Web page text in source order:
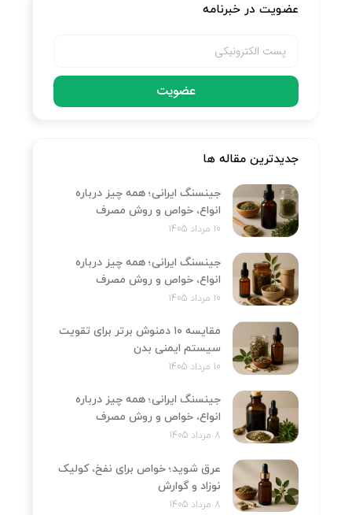
عضویت در خبرنامه
عضویت
جدیدترین مقاله ها
جینسنگ ایرانی؛ همه چیز درباره
انواع، خواص و روش مصرف
10 مرداد 1405
جینسنگ ایرانی؛ همه چیز درباره
انواع، خواص و روش مصرف
10 مرداد 1405
مقایسه ۱۰ دمنوش برتر برای تقویت
سیستم ایمنی بدن
10 مرداد 1405
جینسنگ ایرانی؛ همه چیز درباره
انواع، خواص و روش مصرف
8 مرداد 1405
عرق شوید؛ خواص برای نفخ، کولیک
نوزاد و گوارش
8 مرداد 1405